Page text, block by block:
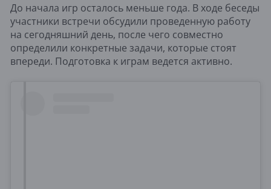
До начала игр осталось меньше года. В ходе беседы
участники встречи обсудили проведенную работу
на сегодняшний день, после чего совместно
определили конкретные задачи, которые стоят
впереди. Подготовка к играм ведется активно.